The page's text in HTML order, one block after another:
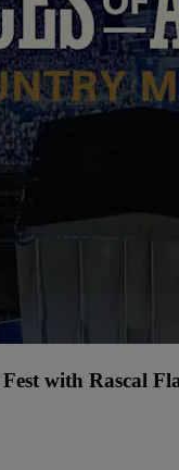
with Rascal